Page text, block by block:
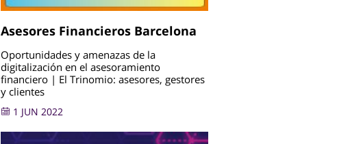
Asesores Financieros Barcelona
Oportunidades y amenazas de la
digitalización en el asesoramiento
financiero | El Trinomio: asesores, gestores
y clientes
1 JUN 2022